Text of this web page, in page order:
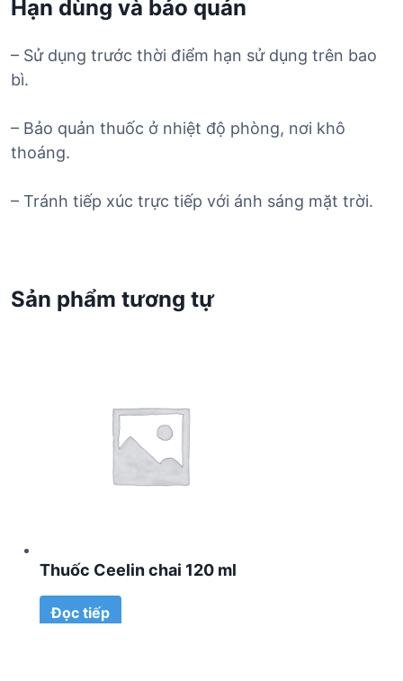
Hạn dùng và bảo quản
– Sử dụng trước thời điểm hạn sử dụng trên bao
bì.
– Bảo quản thuốc ở nhiệt độ phòng, nơi khô
thoáng.
– Tránh tiếp xúc trực tiếp với ánh sáng mặt trời.
Sản phẩm tương tự
Thuốc Ceelin chai 120 ml
Đọc tiếp